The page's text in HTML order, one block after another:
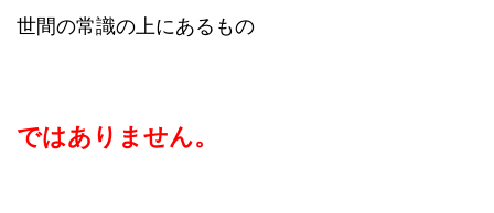
世間の常識の上にあるもの
ではありません。